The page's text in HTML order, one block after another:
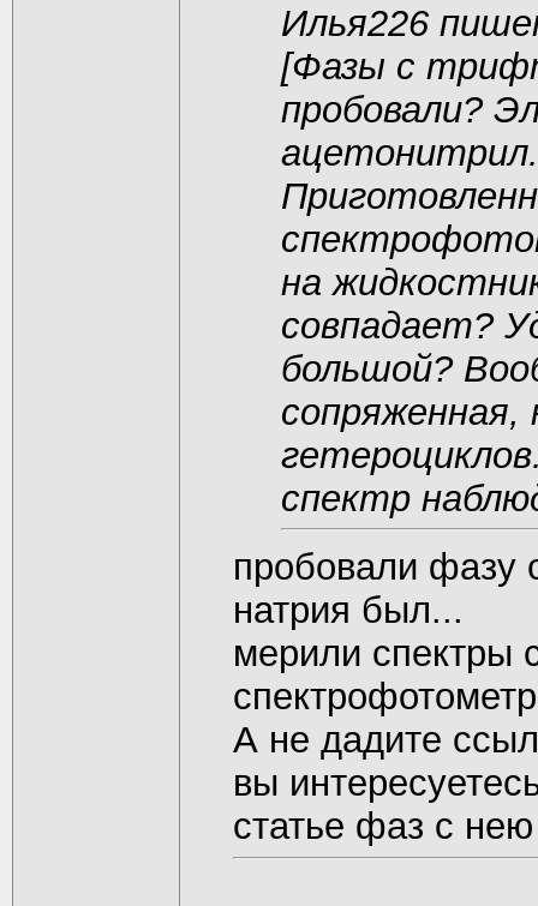
Илья226
[Фазы с
пробовали?
на
совпадает?
большой?
сопряженная,
спектр
пробовали
натрия был...
мерили спектры
А не дадите
вы
статье фаз с